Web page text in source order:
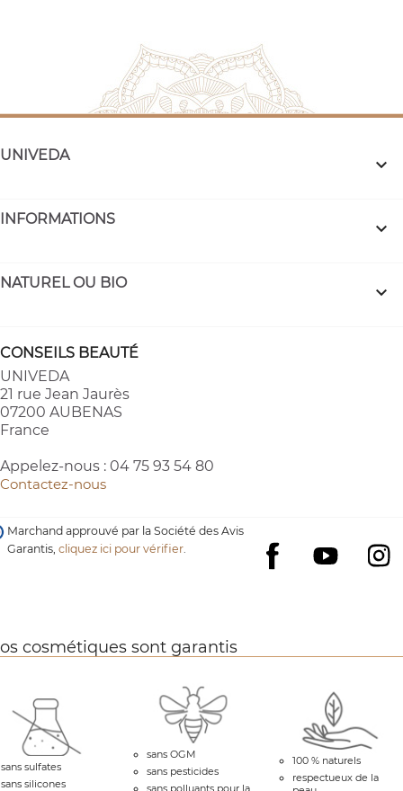
(3 avis)
UNIVEDA 
INFORMATIONS 
NATUREL OU BIO 
CONSEILS BEAUTÉ
UNIVEDA
21 rue Jean Jaurès
07200 AUBENAS
France
Appelez-nous : 04 75 93 54 80
Contactez-nous
Facebook
YouTube
Marchand approuvé par la Société des Avis
Garantis,cliquez ici pour vérifier.
cosmétiques sont garantis
sans sulfates
sans silicones
sans OGM
sans pesticides
sans polluants pour la
100 % naturels
respectueux de la